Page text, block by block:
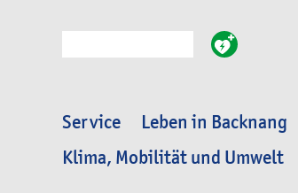
Service Leben in Backnang
Klima, Mobilität und Umwelt